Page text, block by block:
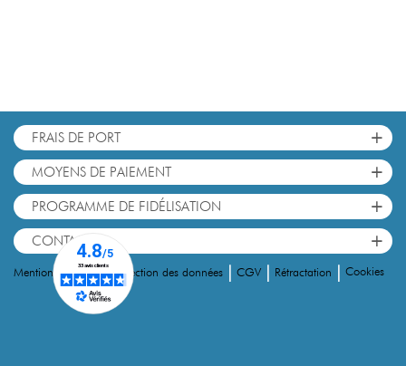
FRAIS DE PORT +
MOYENS DE PAIEMENT +
PROGRAMME DE FIDÉLISATION +
CONTACT +
Mentions Légales|Protection des données CGV Rétractation Cookies